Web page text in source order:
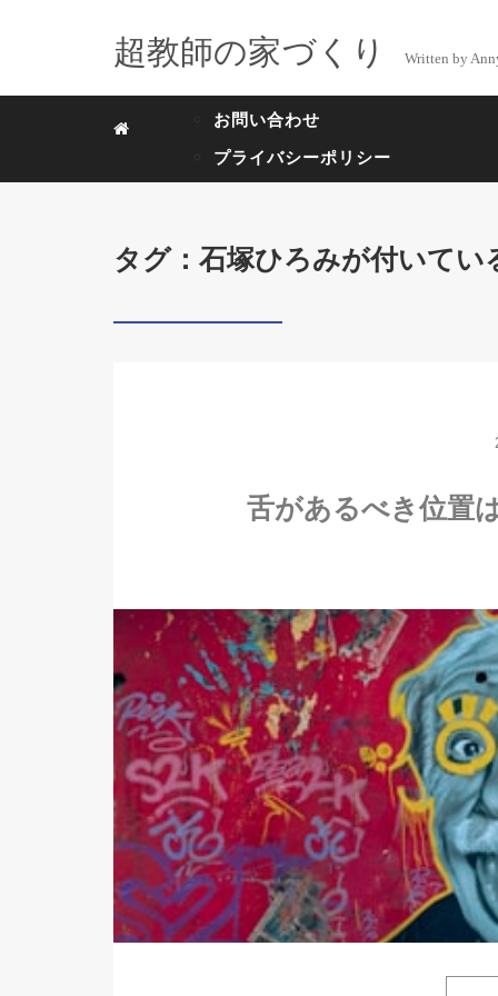
超教師の家づくり Written by
お問い合わせ
プライバシーポリシー
タグ：石塚ひろみが付いてい
舌があるべき位置